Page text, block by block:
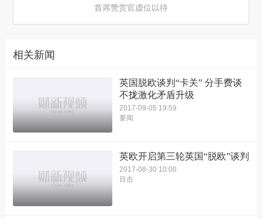
首席赞赏官虚位以待
相关新闻
英国脱欧谈判“卡关” 分手费谈
不拢激化矛盾升级
2017-09-05 19:59
要闻
英欧开启第三轮英国“脱欧”谈判
2017-08-30 10:00
目击